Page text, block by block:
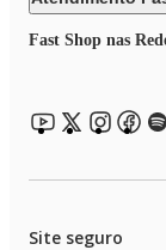
Fast Shop nas
Site seguro